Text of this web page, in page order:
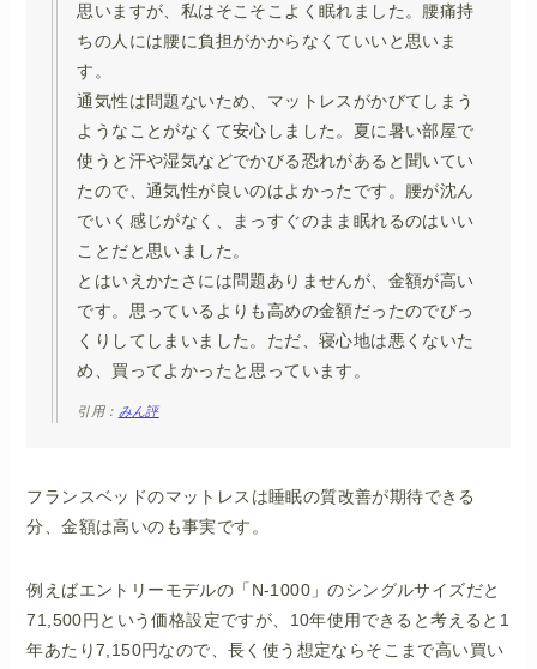
思いますが、私はそこそこよく眠れました。腰痛持
ちの人には腰に負担がかからなくていいと思いま
す。
通気性は問題ないため、マットレスがかびてしまう
ようなことがなくて安心しました。夏に暑い部屋で
使うと汗や湿気などでかびる恐れがあると聞いてい
たので、通気性が良いのはよかったです。腰が沈ん
でいく感じがなく、まっすぐのまま眠れるのはいい
ことだと思いました。
とはいえかたさには問題ありませんが、金額が高い
です。思っているよりも高めの金額だったのでびっ
くりしてしまいました。ただ、寝心地は悪くないた
め、買ってよかったと思っています。
引用： みん評
フランスベッドのマットレスは睡眠の質改善が期待できる
分、金額は高いのも事実です。
例えばエントリーモデルの「N-1000」のシングルサイズだと
71,500円という価格設定ですが、10年使用できると考えると1
年あたり7,150円なので、長く使う想定ならそこまで高い買い